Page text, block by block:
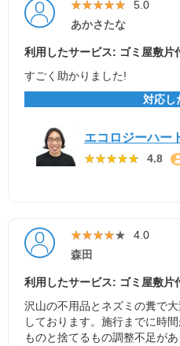
★★★★★
★★★★★ 5.0
あかさたな
利用したサービス: ゴミ屋敷片
すごく助かりました!
対応し
エコロジーハー
★★★★★
★★★★★ 4.8
★★★★★
★★★★★ 4.0
森田
利用したサービス: ゴミ屋敷片
沢山の不用品とネズミの糞で
しております。施行までに時
ものと捨てるもの調整不足が